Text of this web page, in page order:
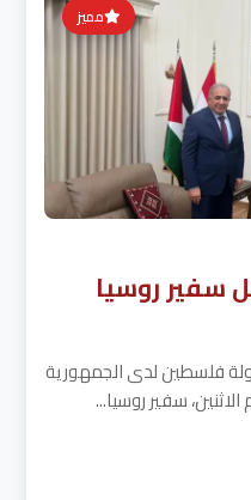
مميز
سفير روسيا
سفير دولة فلسطين لدى الجمهورية
الاثنين، سفير روسيا...